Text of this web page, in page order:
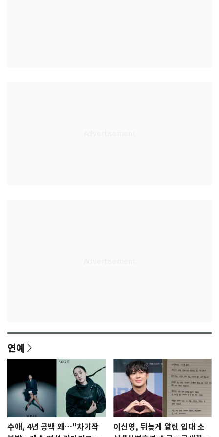
연예
수애, 4년 공백 왜…"차기작
이신영, 뒤늦게 알린 입대 소